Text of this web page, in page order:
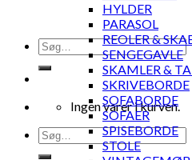
Søg
efter:
Ingen varer i kurven.
Søg
efter:
HYLDER
PARASOL
REOLER &
SENGEGAVLE
SKAMLER &
SKRIVEBORDE
SOFABORDE
SOFAER
SPISEBORDE
STOLE